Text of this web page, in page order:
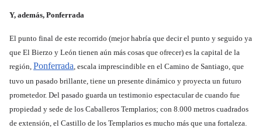
Y, además, Ponferrada
El punto final de este recorrido (mejor habría que decir el punto y seguido ya
que El Bierzo y León tienen aún más cosas que ofrecer) es la capital de la
región, Ponferrada , escala imprescindible en el Camino de Santiago, que
tuvo un pasado brillante, tiene un presente dinámico y proyecta un futuro
prometedor. Del pasado guarda un testimonio espectacular de cuando fue
propiedad y sede de los Caballeros Templarios; con 8.000 metros cuadrados
de extensión, el Castillo de los Templarios es mucho más que una fortaleza.